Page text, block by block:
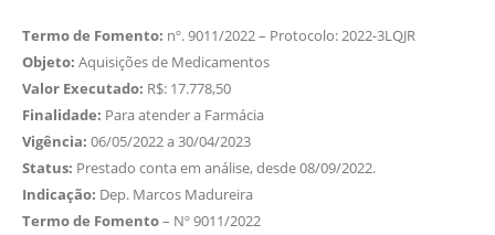
Termo de Fomento: nº. 9011/2022 – Protocolo: 2022-3LQJR
Objeto: Aquisições de Medicamentos
Valor Executado: R$: 17.778,50
Finalidade: Para atender a Farmácia
Vigência: 06/05/2022 a 30/04/2023
Status: Prestado conta em análise, desde 08/09/2022.
Indicação: Dep. Marcos Madureira
Termo de Fomento– Nº 9011/2022